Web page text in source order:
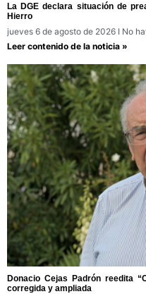
La DGE declara situación de
Hierro
jueves 6 de agosto de 2026
No
Leer contenido de la noticia »
Donacio Cejas Padrón reedita
corregida y ampliada